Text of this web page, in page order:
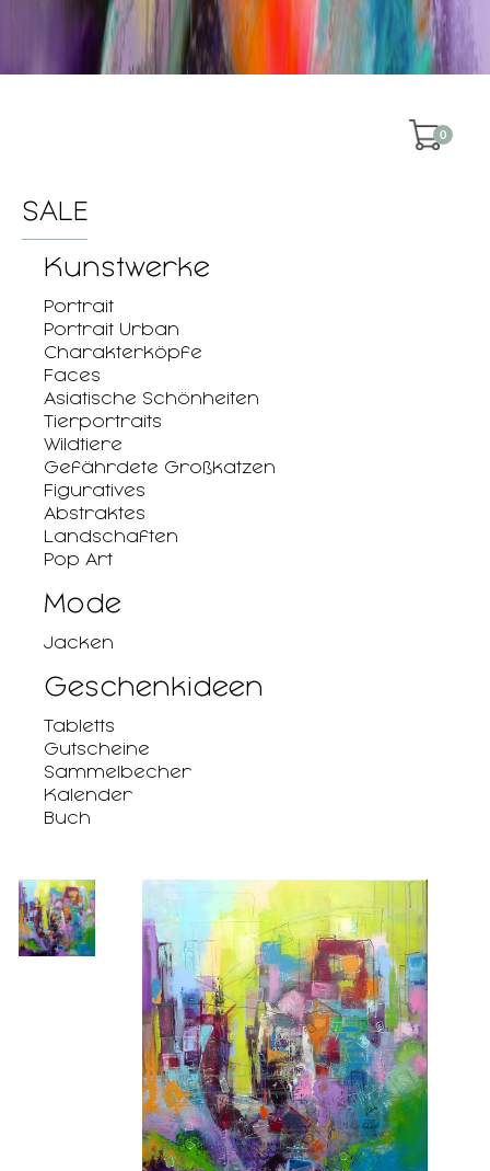
0
SALE
Kunstwerke
Portrait
Portrait Urban
Charakterköpfe
Faces
Asiatische Schönheiten
Tierportraits
Wildtiere
Gefährdete Großkatzen
Figuratives
Abstraktes
Landschaften
Pop Art
Mode
Jacken
Geschenkideen
Tabletts
Gutscheine
Sammelbecher
Kalender
Buch